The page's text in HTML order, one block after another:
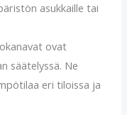
asukkaille tai
ovat
säätelyssä. Ne
eri tiloissa ja